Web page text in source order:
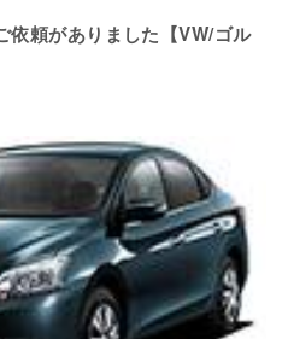
依頼がありました【VW/ゴル